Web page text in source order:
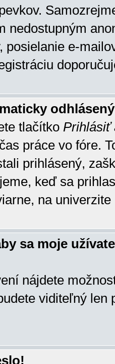
nedostupným
posielanie e-
tlačítko Prihlásiť
práce vo fóre.
prihlásený,
keď sa
na univerzite
sa moje
nájdete
viditeľný len